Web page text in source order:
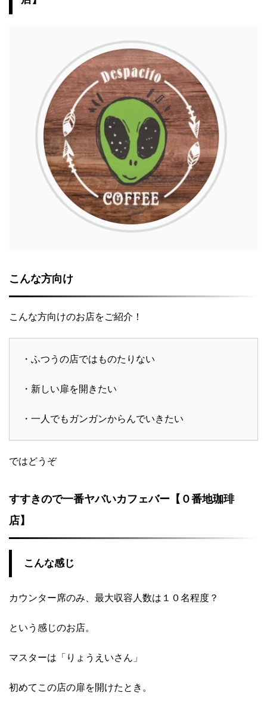
こんな方向け
こんな方向けのお店をご紹介！
・ふつうの店ではものたりない
・新しい扉を開きたい
・一人でもガンガンからんでいきたい
ではどうぞ
すすきので一番ヤバいカフェバー【０番地珈琲
店】
こんな感じ
カウンター席のみ、最大収容人数は１０名程度？
という感じのお店。
マスターは「りょうえいさん」
初めてこの店の扉を開けたとき。